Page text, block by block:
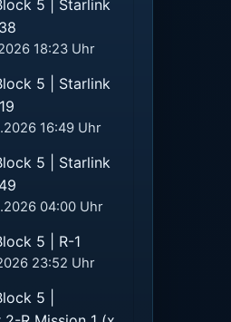
5 | Starlink
18:23 Uhr
5 | Starlink
16:49 Uhr
5 | Starlink
04:00 Uhr
5 | R-1
23:52 Uhr
5 |